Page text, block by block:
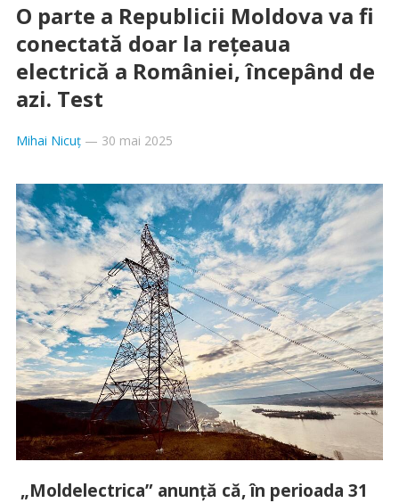
O parte a Republicii Moldova va fi
conectată doar la rețeaua
electrică a României, începând de
azi. Test
Mihai Nicuț— 30 mai 2025
„Moldelectrica” anunță că, în perioada 31